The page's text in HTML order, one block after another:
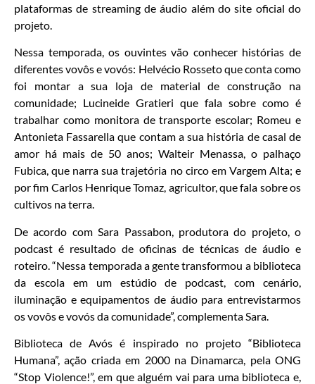
plataformas de streaming de áudio além do site oficial do
projeto.
Nessa temporada, os ouvintes vão conhecer histórias de
diferentes vovôs e vovós: Helvécio Rosseto que conta como
foi montar a sua loja de material de construção na
comunidade; Lucineide Gratieri que fala sobre como é
trabalhar como monitora de transporte escolar; Romeu e
Antonieta Fassarella que contam a sua história de casal de
amor há mais de 50 anos; Walteir Menassa, o palhaço
Fubica, que narra sua trajetória no circo em Vargem Alta; e
por fim Carlos Henrique Tomaz, agricultor, que fala sobre os
cultivos na terra.
De acordo com Sara Passabon, produtora do projeto, o
podcast é resultado de oficinas de técnicas de áudio e
roteiro. “Nessa temporada a gente transformou a biblioteca
da escola em um estúdio de podcast, com cenário,
iluminação e equipamentos de áudio para entrevistarmos
os vovôs e vovós da comunidade”, complementa Sara.
Biblioteca de Avós é inspirado no projeto “Biblioteca
Humana”, ação criada em 2000 na Dinamarca, pela ONG
“Stop Violence!”, em que alguém vai para uma biblioteca e,